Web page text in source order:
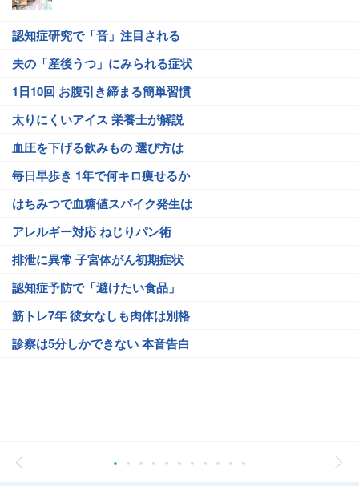
認知症研究で「音」注目される
夫の「産後うつ」にみられる症状
1日10回 お腹引き締まる簡単習慣
太りにくいアイス 栄養士が解説
血圧を下げる飲みもの 選び方は
毎日早歩き 1年で何キロ痩せるか
はちみつで血糖値スパイク発生は
アレルギー対応 ねじりパン術
排泄に異常 子宮体がん初期症状
認知症予防で「避けたい食品」
筋トレ7年 彼女なしも肉体は別格
診察は5分しかできない 本音告白